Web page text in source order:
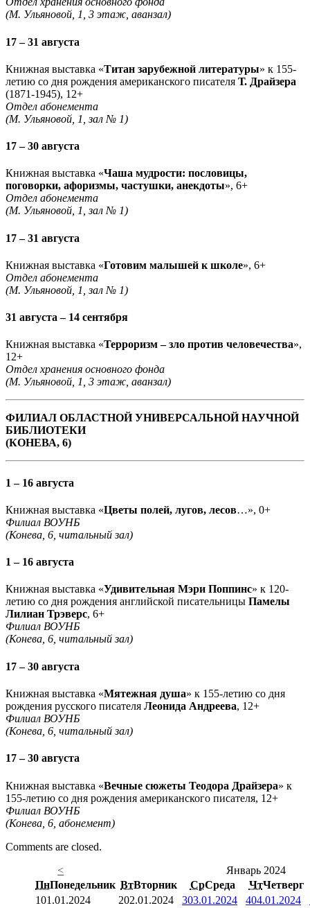
(М. Ульяновой, 1, 3 этаж, аванзал)
17 – 31 августа
Книжная выставка «Титан зарубежной литературы» к 155-
летию со дня рождения американского писателя Т. Драйзера
(1871-1945), 12+
Отдел абонемента
(М. Ульяновой, 1, зал № 1)
17 – 30 августа
Книжная выставка «Чаша мудрости: пословицы,
поговорки, афоризмы, частушки, анекдоты», 6+
Отдел абонемента
(М. Ульяновой, 1, зал № 1)
17 – 31 августа
Книжная выставка «Готовим малышей к школе», 6+
Отдел абонемента
(М. Ульяновой, 1, зал № 1)
31 августа – 14 сентября
Книжная выставка «Терроризм – зло против человечества»,
12+
Отдел хранения основного фонда
(М. Ульяновой, 1, 3 этаж, аванзал)
ФИЛИАЛ ОБЛАСТНОЙ УНИВЕРСАЛЬНОЙ НАУЧНОЙ
БИБЛИОТЕКИ
(КОНЕВА, 6)
1 – 16 августа
Книжная выставка «Цветы полей, лугов, лесов…», 0+
Филиал ВОУНБ
(Конева, 6, читальный зал)
1 – 16 августа
Книжная выставка «Удивительная Мэри Поппинс» к 120-
летию со дня рождения английской писательницы Памелы
Лилиан Трэверс, 6+
Филиал ВОУНБ
(Конева, 6, читальный зал)
17 – 30 августа
Книжная выставка «Мятежная душа» к 155-летию со дня
рождения русского писателя Леонида Андреева, 12+
Филиал ВОУНБ
(Конева, 6, читальный зал)
17 – 30 августа
Книжная выставка «Вечные сюжеты Теодора Драйзера» к
155-летию со дня рождения американского писателя, 12+
Филиал ВОУНБ
(Конева, 6, абонемент)
Comments are closed.
<
Январь 2024
ПнПонедельник ВтВторник СрСреда ЧтЧетверг
101.01.2024 202.01.2024 303.01.2024 404.01.2024